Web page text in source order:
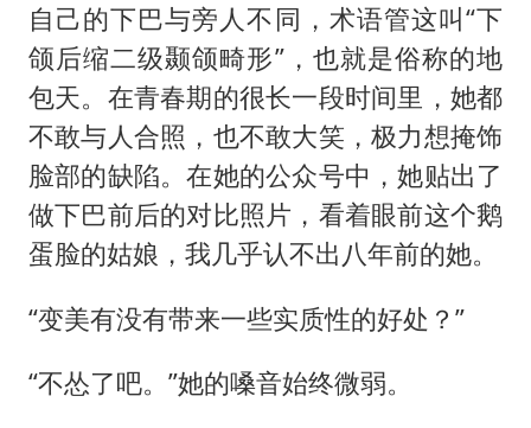
自己的下巴与旁人不同，术语管这叫“下
颌后缩二级颞颌畸形”，也就是俗称的地
包天。在青春期的很长一段时间里，她都
不敢与人合照，也不敢大笑，极力想掩饰
脸部的缺陷。在她的公众号中，她贴出了
做下巴前后的对比照片，看着眼前这个鹅
蛋脸的姑娘，我几乎认不出八年前的她。
“变美有没有带来一些实质性的好处？”
“不怂了吧。”她的嗓音始终微弱。